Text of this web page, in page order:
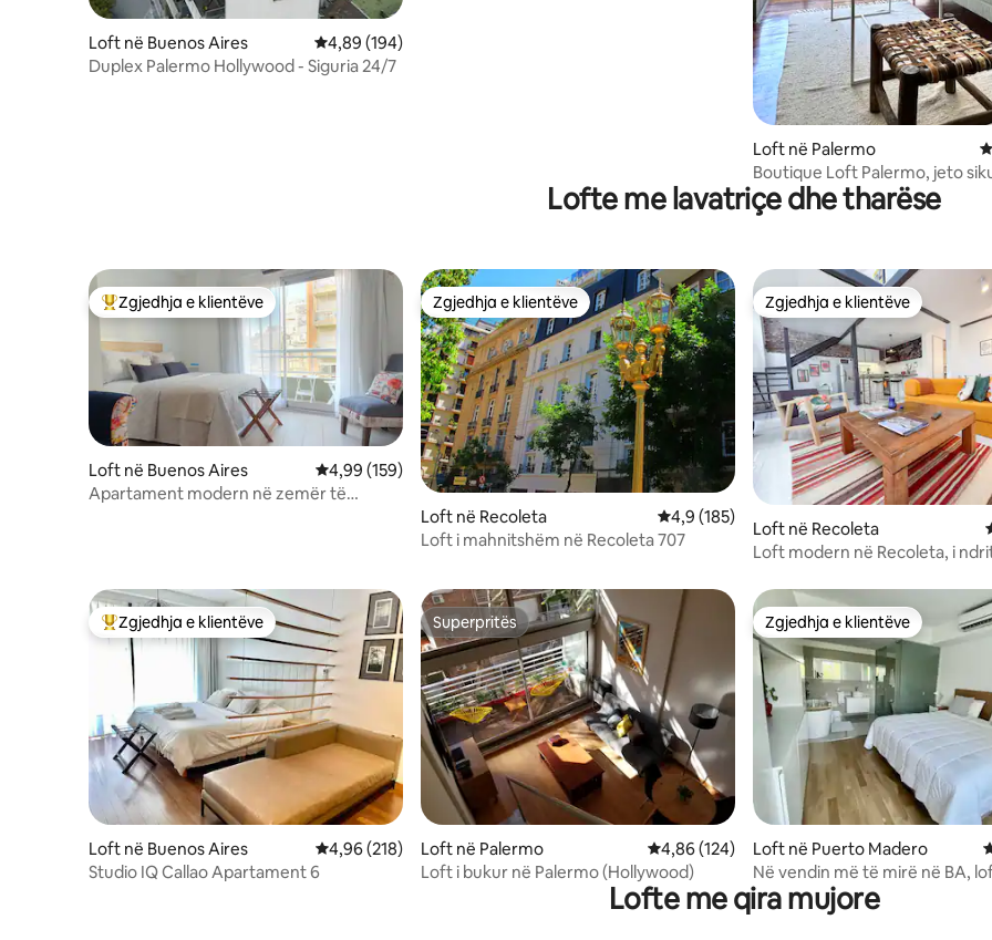
Loft në Buenos Aires Vlerësimi mesatar 4,89 nga 5, 194 vlerësime
4,89 (194)
Duplex Palermo Hollywood - Siguria 24/7
Loft në Palermo
Boutique Loft Palermo, jeto
në një pyll
Lofte me lavatriçe dhe tharëse
Më të mirat e zgjedhjeve të klientëve
Zgjedhja e klientëve
Loft në Buenos Aires Vlerësimi mesatar 4,99 nga 5, 159 vlerësime
4,99 (159)
Apartament modern në zemër të
Zgjedhja e klientëve
Zgjedhja e klientëve
Loft në Recoleta Vlerësimi mesatar 4,9 nga 5, 185 vlerësime
4,9 (185)
Loft i mahnitshëm në Recoleta 707
Zgjedhja e klientëve
Zgjedhja e klientëve
Loft në Recoleta
Loft modern në Recoleta, i
Më të mirat e zgjedhjeve të klientëve
Zgjedhja e klientëve
Loft në Buenos Aires Vlerësimi mesatar 4,96 nga 5, 218 vlerësime
4,96 (218)
Studio IQ Callao Apartament 6
Superpritës
Superpritës
Loft në Palermo Vlerësimi mesatar 4,86 nga 5, 124 vlerësime
4,86 (124)
Loft i bukur në Palermo (Hollywood)
Zgjedhja e klientëve
Zgjedhja e klientëve
Loft në Puerto Madero
Në vendin më të mirë në BA,
ndritshëm.
Lofte me qira mujore